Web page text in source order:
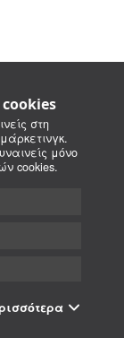
στη
μόνο
cookies.